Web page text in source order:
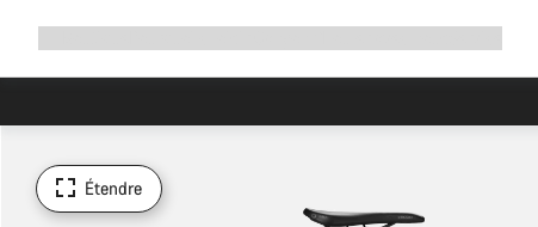
navigation
Étendre